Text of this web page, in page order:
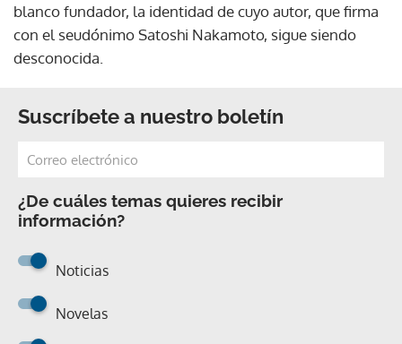
blanco fundador, la identidad de cuyo autor, que firma
con el seudónimo Satoshi Nakamoto, sigue siendo
desconocida.
Suscríbete a nuestro boletín
¿De cuáles temas quieres recibir
información?
Noticias
Novelas